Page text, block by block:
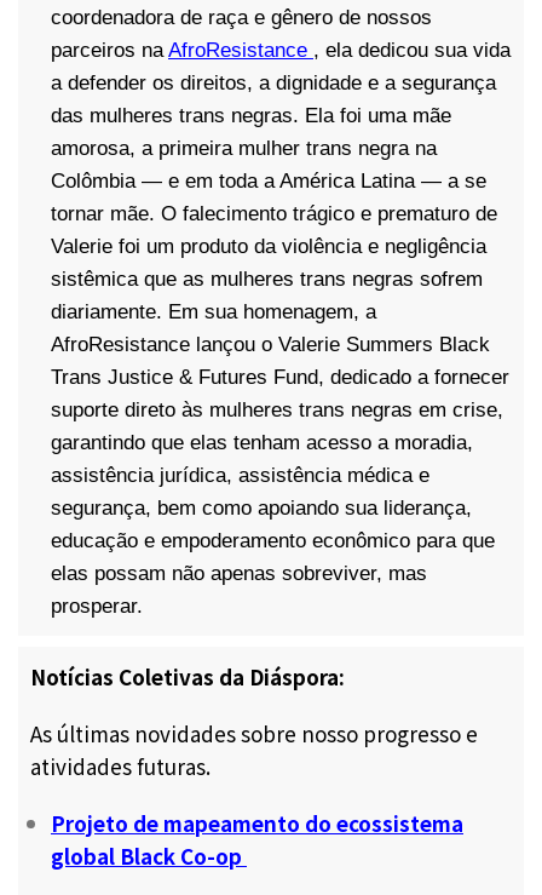
coordenadora de raça e gênero de nossos
parceiros na AfroResistance , ela dedicou sua vida
a defender os direitos, a dignidade e a segurança
das mulheres trans negras. Ela foi uma mãe
amorosa, a primeira mulher trans negra na
Colômbia — e em toda a América Latina — a se
tornar mãe. O falecimento trágico e prematuro de
Valerie foi um produto da violência e negligência
sistêmica que as mulheres trans negras sofrem
diariamente. Em sua homenagem, a
AfroResistance lançou o Valerie Summers Black
Trans Justice & Futures Fund, dedicado a fornecer
suporte direto às mulheres trans negras em crise,
garantindo que elas tenham acesso a moradia,
assistência jurídica, assistência médica e
segurança, bem como apoiando sua liderança,
educação e empoderamento econômico para que
elas possam não apenas sobreviver, mas
prosperar.
Notícias Coletivas da Diáspora:
As últimas novidades sobre nosso progresso e
atividades futuras.
Projeto de mapeamento do ecossistema
global Black Co-op